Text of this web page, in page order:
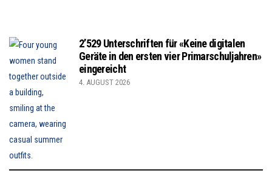
2’529 Unterschriften für «Keine digitalen
Geräte in den ersten vier Primarschuljahren»
eingereicht
4. AUGUST 2026